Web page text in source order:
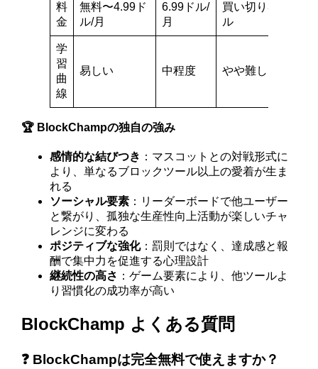
料
金
無料〜4.99ド
ル/月
6.99ドル/
月
買い切り39ド
ル
学
習
曲
線
易しい 中程度 やや難しい
🏆 BlockChampの独自の強み
感情的な結びつき ：マスコットとの対戦形式に
より、単なるブロックツール以上の愛着が生ま
れる
ソーシャル要素 ：リーダーボードで他ユーザー
と繋がり、孤独な生産性向上活動が楽しいチャ
レンジに変わる
ポジティブな強化：罰則ではなく、達成感と報
酬で集中力を促進する心理設計
継続性の高さ ：ゲーム要素により、他ツールよ
り習慣化の成功率が高い
BlockChamp よくある質問
❓ BlockChampは完全無料で使えますか？